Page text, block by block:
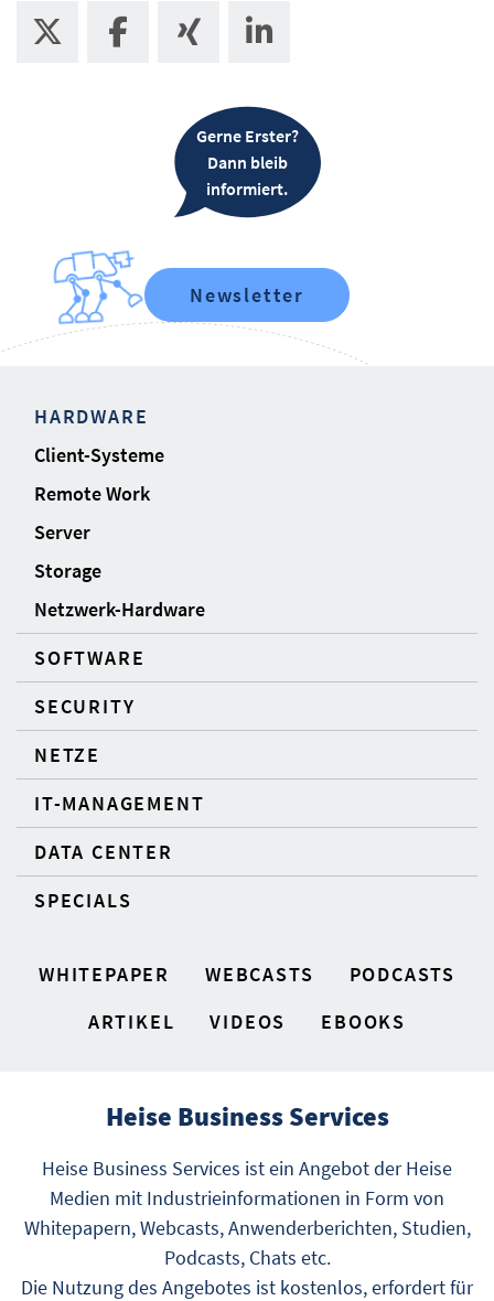
Gerne Erster?
Dann bleib
informiert.
Newsletter
HARDWARE
Client-Systeme
Remote Work
Server
Storage
Netzwerk-Hardware
SOFTWARE
SECURITY
NETZE
IT-MANAGEMENT
DATA CENTER
SPECIALS
WHITEPAPER WEBCASTS
PODCASTS
ARTIKEL
VIDEOS EBOOKS
Heise Business Services
Heise Business Services ist ein Angebot der Heise
Medien mit Industrieinformationen in Form von
Whitepapern, Webcasts, Anwenderberichten, Studien,
Podcasts, Chats etc.
Die Nutzung des Angebotes ist kostenlos, erfordert für